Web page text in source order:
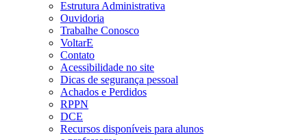
Estrutura Administrativa
Ouvidoria
Trabalhe Conosco
VoltarE
Contato
Acessibilidade no site
Dicas de segurança pessoal
Achados e Perdidos
RPPN
DCE
Recursos disponíveis para alunos